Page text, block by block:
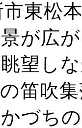
東松
が広
望し
笛吹
づち